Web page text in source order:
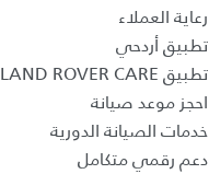
رعاية العملاء
تطبيق أردحي
تطبيق LAND ROVER CARE
احجز موعد صيانة
خدمات الصيانة الدورية
دعم رقمي متكامل